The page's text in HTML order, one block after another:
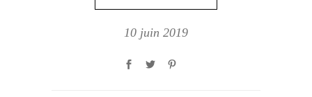
10 juin 2019